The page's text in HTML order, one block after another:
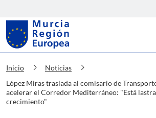
Murcia Región Europea
Inicio chevron_right Noticias chevron_right
López Miras traslada al comisario de
acelerar el Corredor Mediterráneo: "Está
crecimiento"